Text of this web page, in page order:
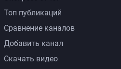
Топ публикаций
Сравнение каналов
Добавить канал
Скачать видео